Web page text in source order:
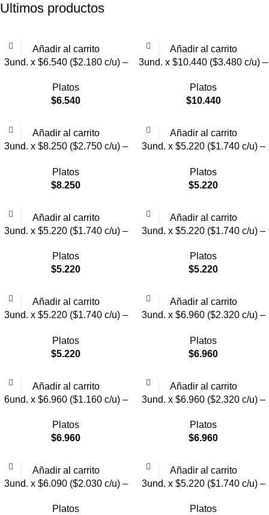
Ultimos productos
Añadir al carrito
3und. x $6.540 ($2.180 c/u) –
con Diseño Decorativo
Platos
$6.540
Añadir al carrito
3und. x $10.440 ($3.480 c/u) –
con Bowl de Acero
Platos
$10.440
Añadir al carrito
3und. x $8.250 ($2.750 c/u) –
con Diseño de Gatos
Platos
$8.250
Añadir al carrito
3und. x $5.220 ($1.740 c/u) –
Texturizado
Platos
$5.220
Añadir al carrito
3und. x $5.220 ($1.740 c/u) –
Diseño Pastel
Platos
$5.220
Añadir al carrito
3und. x $5.220 ($1.740 c/u) –
con Diseños Estampados
Platos
$5.220
Añadir al carrito
3und. x $5.220 ($1.740 c/u) –
con Diseño
Platos
$5.220
Añadir al carrito
3und. x $6.960 ($2.320 c/u) –
con Patitas
Platos
$6.960
Añadir al carrito
6und. x $6.960 ($1.160 c/u) –
Platos
$6.960
Añadir al carrito
3und. x $6.960 ($2.320 c/u) –
Pollito
Platos
$6.960
Añadir al carrito
3und. x $6.090 ($2.030 c/u) –
Platos
Añadir al carrito
3und. x $5.220 ($1.740 c/u) –
Platos